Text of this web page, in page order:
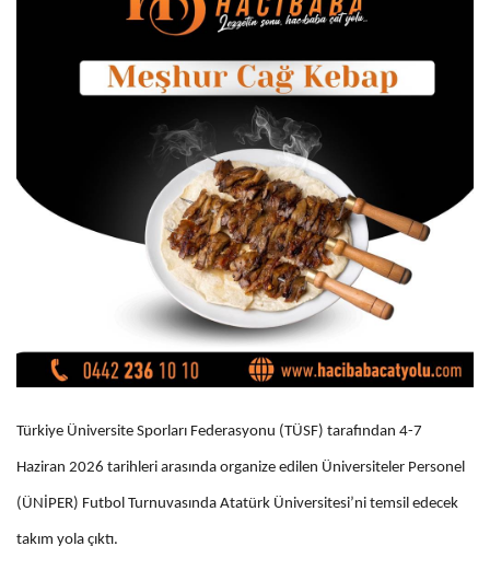
Türkiye Üniversite Sporları Federasyonu (TÜSF) tarafından 4-7
Haziran 2026 tarihleri arasında organize edilen Üniversiteler Personel
(ÜNİPER) Futbol Turnuvasında Atatürk Üniversitesi’ni temsil edecek
takım yola çıktı.